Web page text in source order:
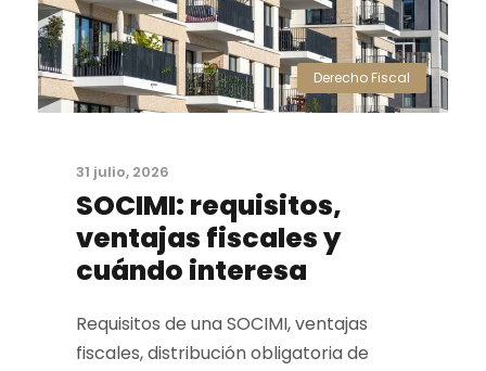
Derecho Fiscal
31 julio, 2026
SOCIMI: requisitos,
ventajas fiscales y
cuándo interesa
Requisitos de una SOCIMI, ventajas
fiscales, distribución obligatoria de